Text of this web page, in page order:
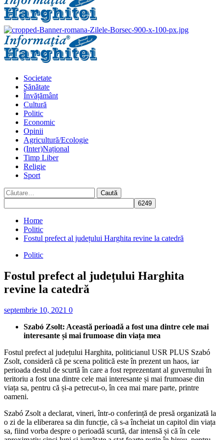
Primary
Menu
Societate
Sănătate
Învățământ
Cultură
Politic
Economic
Opinii
Agricultură/Ecologie
(Inter)Național
Timp Liber
Religie
Sport
Caută
după:
Home
Politic
Fostul prefect al județului Harghita revine la catedră
Politic
Fostul prefect al județului Harghita
revine la catedră
septembrie 10, 2021 0
Szabó Zsolt: Această perioadă a fost una dintre cele mai
interesante și mai frumoase din viața mea
Fostul prefect al județului Harghita, politicianul USR PLUS Szabó
Zsolt, consideră că pe scena politică este în prezent un haos, iar
perioada destul de scurtă în care a fost reprezentant al guvernului în
teritoriu a fost una dintre cele mai interesante și mai frumoase din
viața sa, pentru că și-a petrecut-o, în cea mai mare parte, printre
oameni.
Szabó Zsolt a declarat, vineri, într-o conferință de presă organizată la
o zi de la eliberarea sa din funcție, că s-a încheiat un capitol din viața
sa, fiind vorba despre o perioadă scurtă, dar intensă și că în cele